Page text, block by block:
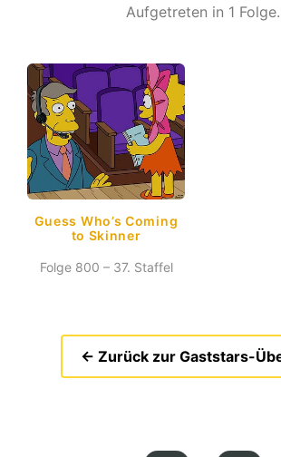
Aufgetreten in 1 Folge.
Guess Who’s Coming
to Skinner
Folge 800 – 37. Staffel
← Zurück zur Gaststars-